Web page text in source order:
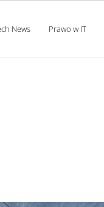
News Prawo w IT